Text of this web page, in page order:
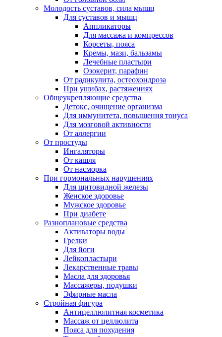
Молодость суставов, сила мышц
Для суставов и мышц
Аппликаторы
Для массажа и компрессов
Корсеты, пояса
Кремы, мази, бальзамы
Лечебные пластыри
Озокерит, парафин
От радикулита, остеохондроза
При ушибах, растяжениях
Общеукрепляющие средства
Детокс, очищение организма
Для иммунитета, повышения тонуса
Для мозговой активности
От аллергии
От простуды
Ингаляторы
От кашля
От насморка
При гормональных нарушениях
Для щитовидной железы
Женское здоровье
Мужское здоровье
При диабете
Разноплановые средства
Активаторы воды
Грелки
Для йоги
Лейкопластыри
Лекарственные травы
Масла для здоровья
Массажеры, подушки
Эфирные масла
Стройная фигура
Антицеллюлитная косметика
Массаж от целлюлита
Пояса для похудения